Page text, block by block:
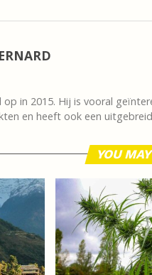
in 2015. Hij is vooral
en heeft ook een
YOU